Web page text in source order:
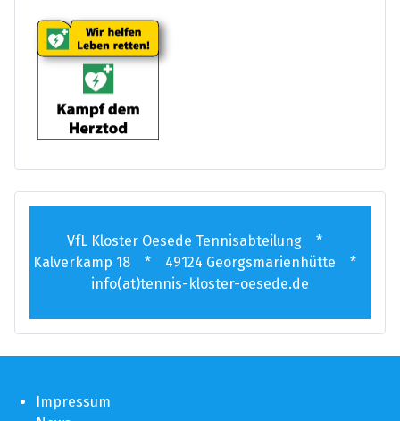
VfL Kloster Oesede Tennisabteilung *
Kalverkamp 18 * 49124 Georgsmarienhütte *
info(at)tennis-kloster-oesede.de
Impressum